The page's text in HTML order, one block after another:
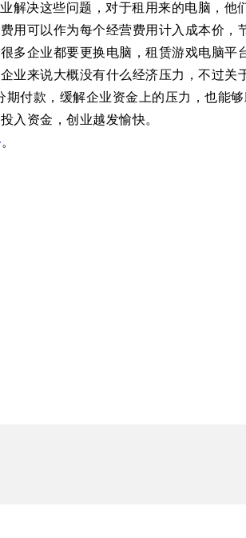
解决这些问题，对于租用来的电脑，他
用可以作为每个经营费用计入成本价，
多企业都要更换电脑，租赁游戏电脑平
业来说大概没有什么经济压力，不过关
付款，缓解企业资金上的压力，也能
入资金，创业越发愉快。
。